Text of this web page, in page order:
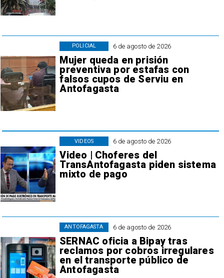
6 de agosto de 2026
Mujer queda en prisión
preventiva por estafas con
falsos cupos de Serviu en
Antofagasta
POLICIAL
6 de agosto de 2026
Video | Choferes del
TransAntofagasta piden sistema
mixto de pago
VIDEOS
6 de agosto de 2026
SERNAC oficia a Bipay tras
reclamos por cobros irregulares
en el transporte público de
Antofagasta
ANTOFAGASTA